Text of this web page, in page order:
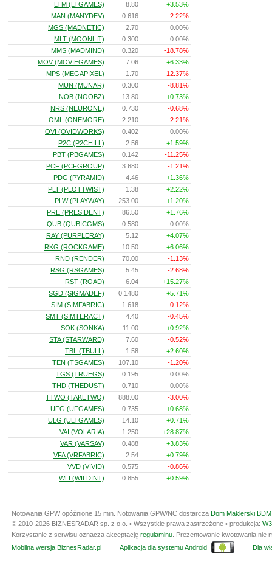
LTM (LTGAMES)
8.80
+3.53%
MAN (MANYDEV)
0.616
-2.22%
MGS (MADNETIC)
2.70
0.00%
MLT (MOONLIT)
0.300
0.00%
MMS (MADMIND)
0.320
-18.78%
MOV (MOVIEGAMES)
7.06
+6.33%
MPS (MEGAPIXEL)
1.70
-12.37%
MUN (MUNAR)
0.300
-8.81%
NOB (NOOBZ)
13.80
+0.73%
NRS (NEURONE)
0.730
-0.68%
OML (ONEMORE)
2.210
-2.21%
OVI (OVIDWORKS)
0.402
0.00%
P2C (P2CHILL)
2.56
+1.59%
PBT (PBGAMES)
0.142
-11.25%
PCF (PCFGROUP)
3.680
-1.21%
PDG (PYRAMID)
4.46
+1.36%
PLT (PLOTTWIST)
1.38
+2.22%
PLW (PLAYWAY)
253.00
+1.20%
PRE (PRESIDENT)
86.50
+1.76%
QUB (QUBICGMS)
0.580
0.00%
RAY (PURPLERAY)
5.12
+4.07%
RKG (ROCKGAME)
10.50
+6.06%
RND (RENDER)
70.00
-1.13%
RSG (RSGAMES)
5.45
-2.68%
RST (ROAD)
6.04
+15.27%
SGD (SIGMADEF)
0.1480
+5.71%
SIM (SIMFABRIC)
1.618
-0.12%
SMT (SIMTERACT)
4.40
-0.45%
SOK (SONKA)
11.00
+0.92%
STA (STARWARD)
7.60
-0.52%
TBL (TBULL)
1.58
+2.60%
TEN (TSGAMES)
107.10
-1.20%
TGS (TRUEGS)
0.195
0.00%
THD (THEDUST)
0.710
0.00%
TTWO (TAKETWO)
888.00
-3.00%
UFG (UFGAMES)
0.735
+0.68%
ULG (ULTGAMES)
14.10
+0.71%
VAI (VOLARIA)
1.250
+28.87%
VAR (VARSAV)
0.488
+3.83%
VFA (VRFABRIC)
2.54
+0.79%
VVD (VIVID)
0.575
-0.86%
WLI (WILDINT)
0.855 +0.59%
Notowania GPW opóźnione 15 min. Notowania GPW/NC dostarcza Dom Maklerski
© 2010-2026 BIZNESRADAR sp. z o.o. • Wszystkie prawa zastrzeżone • produkcja:
Korzystanie z serwisu oznacza akceptację regulaminu . Prezentowanie kwotowania
Mobilna wersja BiznesRadar.pl
Aplikacja dla systemu Android Dla